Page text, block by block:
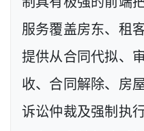
服务覆盖房东、租
提供从合同代拟、
收、合同解除、房
诉讼仲裁及强制执